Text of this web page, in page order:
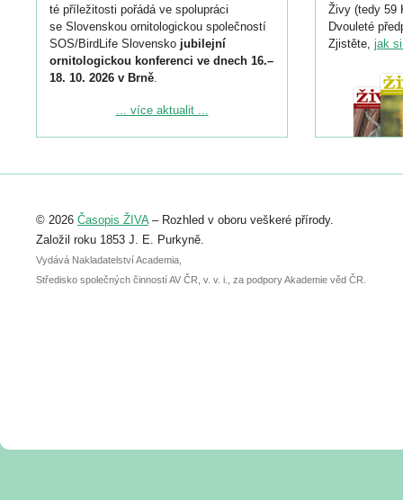
té příležitosti pořádá ve spolupráci
se Slovenskou ornitologickou společností
SOS/BirdLife Slovensko jubilejní
ornitologickou konferenci ve dnech 16.–
18. 10. 2026 v Brně.
Podrobnější informace ke konferenci
Registrovat se můžete do 6. září.
abstraktu přihlášené přednášky nebo
posteru je už 30. června.
... více aktualit ...
Živy (tedy 59
Dvouleté
Zjistěte, jak
© 2026 Časopis ŽIVA– Rozhled v oboru veškeré přírody.
Založil roku 1853 J. E. Purkyně.
Vydává Nakladatelství Academia,
Středisko společných činností AV ČR, v. v. i., za podpory Akademie věd ČR.